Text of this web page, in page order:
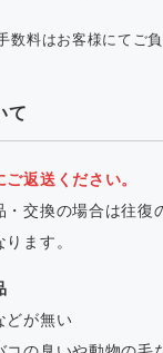
料はお客様にてご負
て
返送ください。
・交換の場合は往復
ます。
どが無い